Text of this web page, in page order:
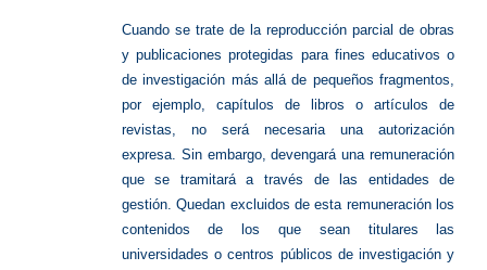
Cuando se trate de la reproducción parcial de obras
y publicaciones protegidas para fines educativos o
de investigación más allá de pequeños fragmentos,
por ejemplo, capítulos de libros o artículos de
revistas, no será necesaria una autorización
expresa. Sin embargo, devengará una remuneración
que se tramitará a través de las entidades de
gestión. Quedan excluidos de esta remuneración los
contenidos de los que sean titulares las
universidades o centros públicos de investigación y